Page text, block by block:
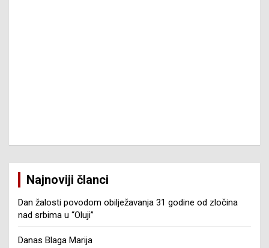
Najnoviji članci
Dan žalosti povodom obilježavanja 31 godine od zločina
nad srbima u “Oluji”
Danas Blaga Marija